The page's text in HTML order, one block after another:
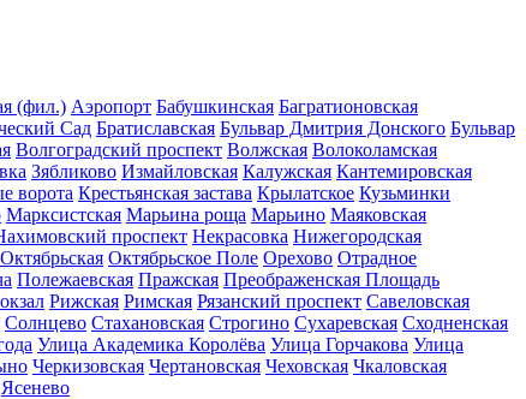
(фил.) Аэропорт Бабушкинская Багратионовская
Сад Братиславская Бульвар Дмитрия Донского Бульвар
Волгоградский проспект Волжская Волоколамская
Зябликово Измайловская Калужская Кантемировская
ворота Крестьянская застава Крылатское Кузьминки
Марксистская Марьина роща Марьино Маяковская
проспект Некрасовка Нижегородская
Октябрьская Октябрьское Поле Орехово Отрадное
Полежаевская Пражская Преображенская Площадь
Рижская Римская Рязанский проспект Савеловская
Солнцево Стахановская Строгино Сухаревская Сходненская
Улица Академика Королёва Улица Горчакова Улица
Черкизовская Чертановская Чеховская Чкаловская
Ясенево